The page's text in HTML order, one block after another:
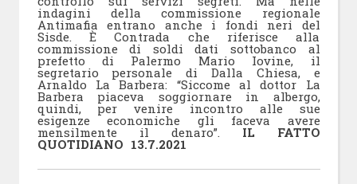
indagini della commissione regionale
Antimafia entrano anche i fondi neri del
Sisde. È Contrada che riferisce alla
commissione di soldi dati sottobanco al
prefetto di Palermo Mario Iovine, il
segretario personale di Dalla Chiesa, e
Arnaldo La Barbera: “Siccome al dottor La
Barbera piaceva soggiornare in albergo,
quindi, per venire incontro alle sue
esigenze economiche gli faceva avere
mensilmente il denaro”. IL FATTO
QUOTIDIANO 13.7.2021